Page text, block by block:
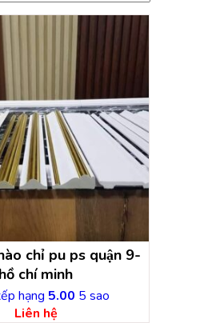
chỉ pu ps quận 9-
hồ chí minh
hạng 5.00 5 sao
Liên hệ